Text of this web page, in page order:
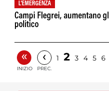
L'EMERGENZA
Campi Flegrei, aumentano
politico
«
INIZIO
‹
PREC.
1 2 3 4 5 6